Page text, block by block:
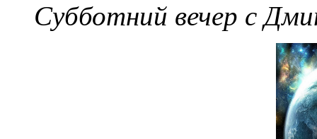
Субботний вечер с